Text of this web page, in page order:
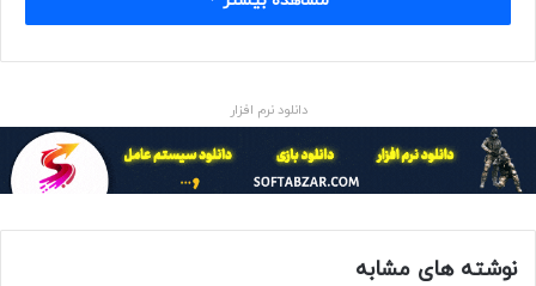
به‌طورکلی ویژگی‌ها و امکانات بهترین اپلیکیشن‌های آموزش زبان
انگلیسی را معرفی کنیم تا بتوانید از بین آن‌ها اپلیکیشن مناسب
در مقاله‌ی حاضر خواهید خواند:
بهترین اپلیکیشن‌های آموزش زبان انگلیسی برای اندروید و
آیفون
دانلود نرم افزار
نوشته های مشابه